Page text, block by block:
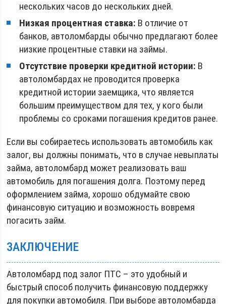
нескольких часов до нескольких дней.
Низкая процентная ставка: В отличие от
банков, автоломбарды обычно предлагают более
низкие процентные ставки на займы.
Отсутствие проверки кредитной истории: В
автоломбардах не проводится проверка
кредитной истории заемщика, что является
большим преимуществом для тех, у кого были
проблемы со сроками погашения кредитов ранее.
Если вы собираетесь использовать автомобиль как
залог, вы должны понимать, что в случае невыплаты
займа, автоломбард может реализовать ваш
автомобиль для погашения долга. Поэтому перед
оформлением займа, хорошо обдумайте свою
финансовую ситуацию и возможность вовремя
погасить займ.
ЗАКЛЮЧЕНИЕ
Автоломбард под залог ПТС – это удобный и
быстрый способ получить финансовую поддержку
для покупки автомобиля. При выборе автоломбарда